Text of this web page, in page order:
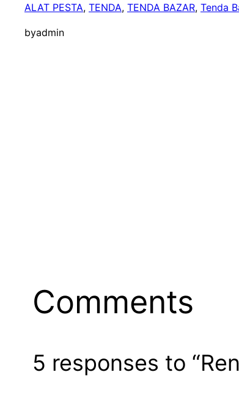
ALAT PESTA, TENDA, TENDA BAZAR, Tenda
byadmin
Comments
5 responses to